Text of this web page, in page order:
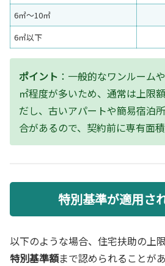
6㎡～10㎡
6㎡以下
ポイント ：一般的なワンルーム
㎡程度が多いため、通常は上限
だし、古いアパートや簡易宿泊
合があるので、契約前に専有面
特別基準が適用さ
以下のような場合、住宅扶助の上
特別基準額まで認められることがあ